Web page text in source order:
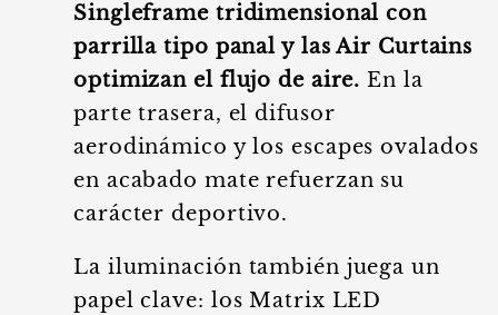
Singleframe tridimensional con
parrilla tipo panal y las Air Curtains
optimizan el flujo de aire. En la
parte trasera, el difusor
aerodinámico y los escapes ovalados
en acabado mate refuerzan su
carácter deportivo.
La iluminación también juega un
papel clave: los Matrix LED